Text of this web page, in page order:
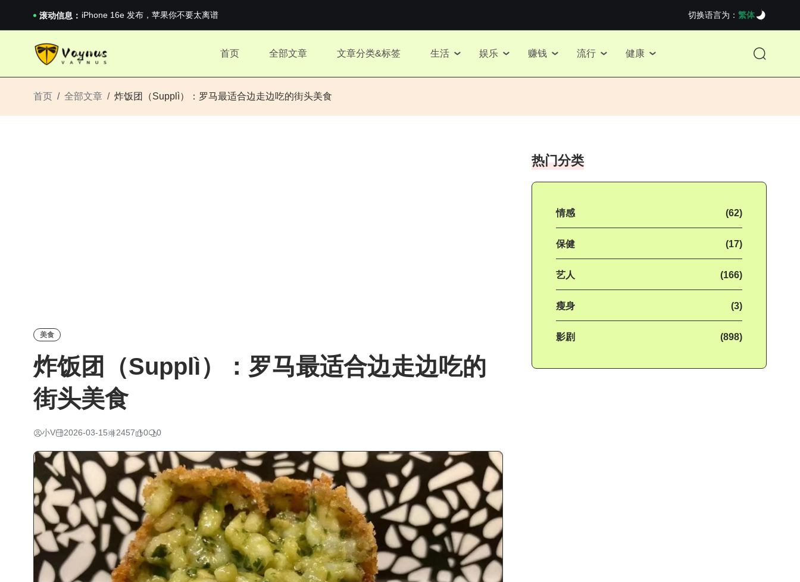
滚动信息： iPhone 16e 发布，苹果你不要太离谱
2026澳网男单收官：全满贯对上全满亚，德约...
iPhone 16e 发布，苹果你不要太离谱
切换语言为： 繁体
首页 全部文章 文章分类&标签 生活 娱乐 赚钱 流行 健康
首页 全部文章 炸饭团（Supplì）：罗马最适合边走边吃的街头美食
美食
炸饭团（Supplì）：罗马最适合边走边吃的
街头美食
小V 2026-03-15 2457 0 0
热门分类
情感 (62)
保健 (17)
艺人 (166)
瘦身 (3)
影剧 (898)